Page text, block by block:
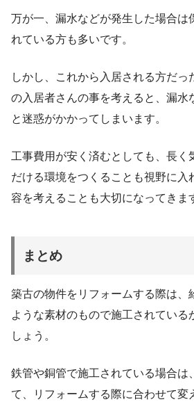
万が一、漏水などが発生した場合は
れている方も多いです。
しかし、これから入居される方だっ
の入居者さんの事を考えると、漏水
と迷惑がかかってしまいます。
工事費用が安く済むとしても、長く
だける環境をつくることも視野に入
容を考えることも大切になってきま
まとめ
築古の物件をリフォームする際は、
ような素材のもので施工されている
しょう。
鉄管や銅管で施工されている場合は
て、リフォームする際に合わせて変